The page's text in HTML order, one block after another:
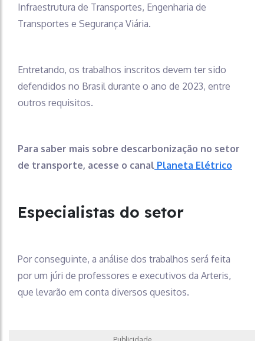
Infraestrutura de Transportes, Engenharia de
Transportes e Segurança Viária.
Entretando, os trabalhos inscritos devem ter sido
defendidos no Brasil durante o ano de 2023, entre
outros requisitos.
Para saber mais sobre descarbonização no setor
de transporte, acesse o canal Planeta Elétrico
Especialistas do setor
Por conseguinte, a análise dos trabalhos será feita
por um júri de professores e executivos da Arteris,
que levarão em conta diversos quesitos.